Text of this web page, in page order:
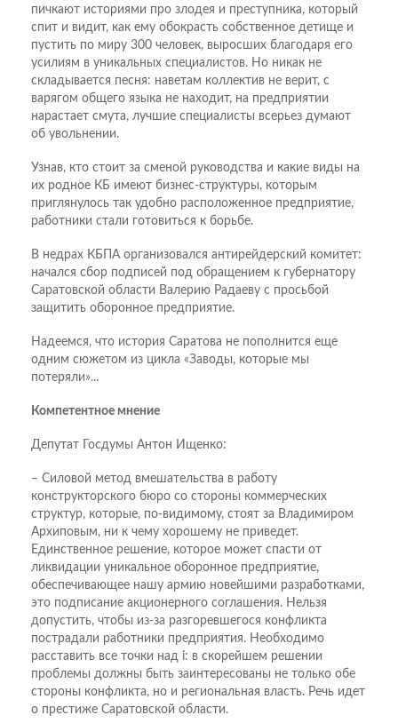
пичкают историями про злодея и преступника, который
спит и видит, как ему обокрасть собственное детище и
пустить по миру 300 человек, выросших благодаря его
усилиям в уникальных специалистов. Но никак не
складывается песня: наветам коллектив не верит, с
варягом общего языка не находит, на предприятии
нарастает смута, лучшие специалисты всерьез думают
об увольнении.
Узнав, кто стоит за сменой руководства и какие виды на
их родное КБ имеют бизнес-структуры, которым
приглянулось так удобно расположенное предприятие,
работники стали готовиться к борьбе.
В недрах КБПА организовался антирейдерский комитет:
начался сбор подписей под обращением к губернатору
Саратовской области Валерию Радаеву с просьбой
защитить оборонное предприятие.
Надеемся, что история Саратова не пополнится еще
одним сюжетом из цикла «Заводы, которые мы
потеряли»...
Компетентное мнение
Депутат Госдумы Антон Ищенко:
– Силовой метод вмешательства в работу
конструкторского бюро со стороны коммерческих
структур, которые, по-видимому, стоят за Владимиром
Архиповым, ни к чему хорошему не приведет.
Единственное решение, которое может спасти от
ликвидации уникальное оборонное предприятие,
обеспечивающее нашу армию новейшими разработками,
это подписание акционерного соглашения. Нельзя
допустить, чтобы из-за разгоревшегося конфликта
пострадали работники предприятия. Необходимо
расставить все точки над i: в скорейшем решении
проблемы должны быть заинтересованы не только обе
стороны конфликта, но и региональная власть. Речь идет
о престиже Саратовской области.